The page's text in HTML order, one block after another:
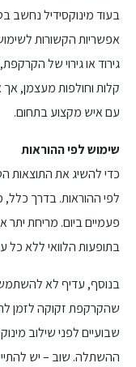
בעוד מינוקסידיל נחשב
אפשריות הקשורות
גירוד או גירוי של
קלות וחולפות מעצמן,
עם איש מקצוע בתחום.
שימוש לפי ההוראות
כדי להשיג את התוצאות
לפי ההוראות. בדרך כלל,
פעמיים ביום. מריחת יתר
בתופעות הלוואי ללא כל
בנוסף, עדיף לא להשתמש
שהקרקפת זקוקה לזמן
שבועיים לפני שילוב
ההשתלה. שוב – יש